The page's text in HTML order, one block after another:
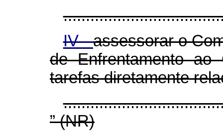
IV -assessorar o
de Enfrentamento
tarefas diretamente
” (NR)